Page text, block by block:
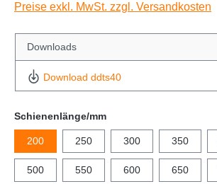
Preise exkl. MwSt. zzgl. Versandkosten
Downloads
Download ddts40
Schienenlänge/mm
200 250 300 350
500 550 600 650